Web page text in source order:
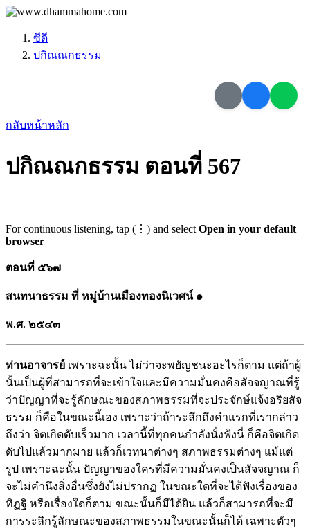
ซีดี
ปกิณณกธรรม
กลับหน้าหลัก
ปกิณณกธรรม ตอนที่ 567
For continuous listening, tap (⋮) and select Open in your default
browser
ตอนที่ ๕๖๗
สนทนาธรรม ที่ หมู่บ้านเมืองทองนิเวศน์ ๑
พ.ศ. ๒๕๔๓
ท่านอาจารย์ เพราะฉะนั้น ไม่ว่าจะพยัญชนะอะไรก็ตาม แต่ถ้าผู้
นั้นเป็นผู้ที่สามารถที่จะเข้าใจและมีความมั่นคงคือสัจจญาณที่รู้
ว่าปัญญาที่จะรู้ลักษณะของสภาพธรรมที่จะประจักษ์แจ้งอริยสัจ
ธรรม ก็คือในขณะนี้เอง เพราะว่าถ้าระลึกถึงคำแรกที่เรากล่าว
ถึงว่า จิตเกิดดับเร็วมาก เวลานี้ที่ทุกคนกำลังนั่งฟังนี่ ก็คือจิตเกิด
ดับไปแล้วมากมาย แล้วก็เวทนาต่างๆ สภาพธรรมต่างๆ แม้แต่
รูป เพราะฉะนั้น ปัญญาของใครที่มีความมั่นคงเป็นสัจจญาณ ก็
จะไม่คำนึงสิ่งอื่นซึ่งยังไม่ปรากฏ ในขณะใดที่จะได้ฟังเรื่องของ
ทิฏฐิ หรือเรื่องใดก็ตาม ขณะนั้นก็มีได้ยิน แล้วก็สามารถที่จะมี
การระลึกรู้ลักษณะของสภาพธรรมในขณะนั้นก็ได้ เฉพาะตัวๆ